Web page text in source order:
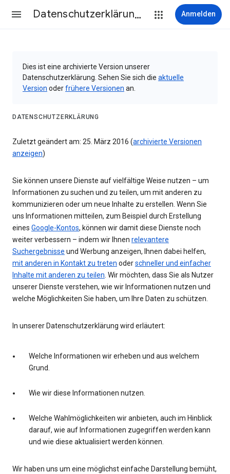
Datenschutzerklärung & Nutzungsbedingungen Anmelden
Dies ist eine archivierte Version unserer
Datenschutzerklärung. Sehen Sie sich die aktuelle
Version oderfrühere Versionen an.
DATENSCHUTZERKLÄRUNG
Zuletzt geändert am: 25. März 2016 (archivierte Versionen
anzeigen)
Sie können unsere Dienste auf vielfältige Weise nutzen – um
Informationen zu suchen und zu teilen, um mit anderen zu
kommunizieren oder um neue Inhalte zu erstellen. Wenn Sie
uns Informationen mitteilen, zum Beispiel durch Erstellung
eines Google-Kontos, können wir damit diese Dienste noch
weiter verbessern – indem wir Ihnen relevantere
Suchergebnisse und Werbung anzeigen, Ihnen dabei helfen,
mit anderen in Kontakt zu treten oderschneller und einfacher
Inhalte mit anderen zu teilen. Wir möchten, dass Sie als Nutzer
unserer Dienste verstehen, wie wir Informationen nutzen und
welche Möglichkeiten Sie haben, um Ihre Daten zu schützen.
In unserer Datenschutzerklärung wird erläutert:
Welche Informationen wir erheben und aus welchem
Grund.
Wie wir diese Informationen nutzen.
Welche Wahlmöglichkeiten wir anbieten, auch im Hinblick
darauf, wie auf Informationen zugegriffen werden kann
und wie diese aktualisiert werden können.
Wir haben uns um eine möglichst einfache Darstellung bemüht,